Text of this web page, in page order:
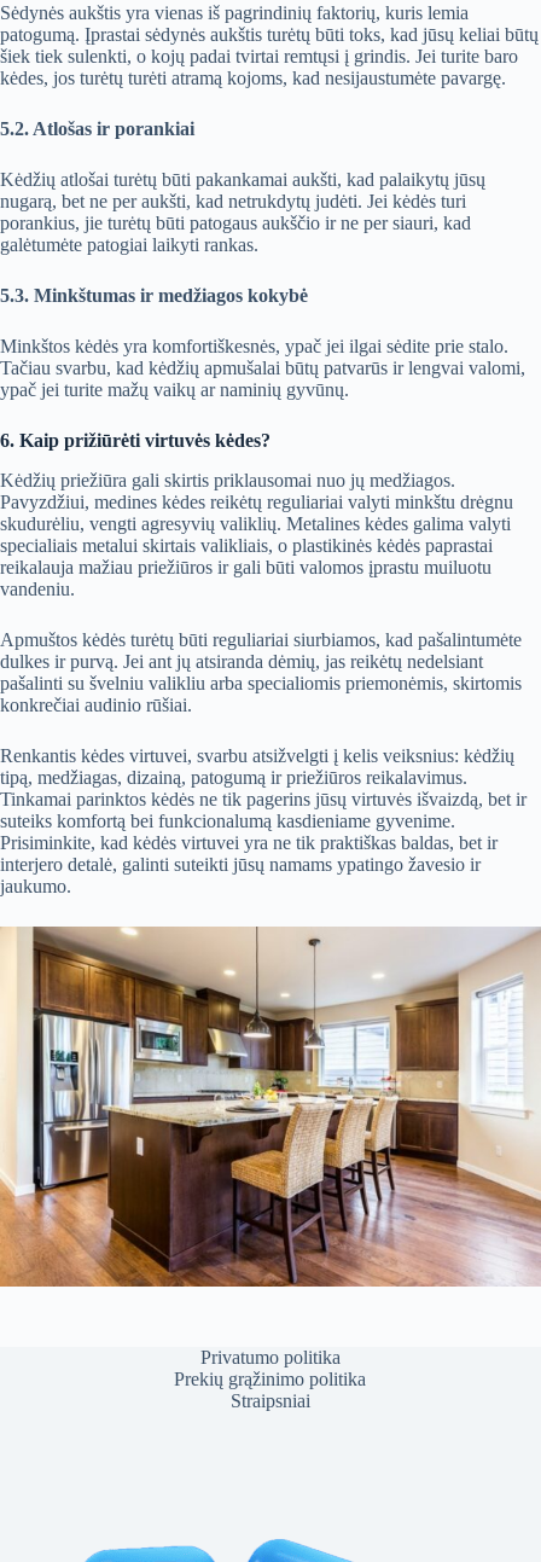
Sėdynės aukštis yra vienas iš pagrindinių faktorių, kuris lemia
patogumą. Įprastai sėdynės aukštis turėtų būti toks, kad jūsų keliai būtų
šiek tiek sulenkti, o kojų padai tvirtai remtųsi į grindis. Jei turite baro
kėdes, jos turėtų turėti atramą kojoms, kad nesijaustumėte pavargę.
5.2. Atlošas ir porankiai
Kėdžių atlošai turėtų būti pakankamai aukšti, kad palaikytų jūsų
nugarą, bet ne per aukšti, kad netrukdytų judėti. Jei kėdės turi
porankius, jie turėtų būti patogaus aukščio ir ne per siauri, kad
galėtumėte patogiai laikyti rankas.
5.3. Minkštumas ir medžiagos kokybė
Minkštos kėdės yra komfortiškesnės, ypač jei ilgai sėdite prie stalo.
Tačiau svarbu, kad kėdžių apmušalai būtų patvarūs ir lengvai valomi,
ypač jei turite mažų vaikų ar naminių gyvūnų.
6. Kaip prižiūrėti virtuvės kėdes?
Kėdžių priežiūra gali skirtis priklausomai nuo jų medžiagos.
Pavyzdžiui, medines kėdes reikėtų reguliariai valyti minkštu drėgnu
skudurėliu, vengti agresyvių valiklių. Metalines kėdes galima valyti
specialiais metalui skirtais valikliais, o plastikinės kėdės paprastai
reikalauja mažiau priežiūros ir gali būti valomos įprastu muiluotu
vandeniu.
Apmuštos kėdės turėtų būti reguliariai siurbiamos, kad pašalintumėte
dulkes ir purvą. Jei ant jų atsiranda dėmių, jas reikėtų nedelsiant
pašalinti su švelniu valikliu arba specialiomis priemonėmis, skirtomis
konkrečiai audinio rūšiai.
Renkantis kėdes virtuvei, svarbu atsižvelgti į kelis veiksnius: kėdžių
tipą, medžiagas, dizainą, patogumą ir priežiūros reikalavimus.
Tinkamai parinktos kėdės ne tik pagerins jūsų virtuvės išvaizdą, bet ir
suteiks komfortą bei funkcionalumą kasdieniame gyvenime.
Prisiminkite, kad kėdės virtuvei yra ne tik praktiškas baldas, bet ir
interjero detalė, galinti suteikti jūsų namams ypatingo žavesio ir
jaukumo.
Privatumo politika
Prekių grąžinimo politika
Straipsniai